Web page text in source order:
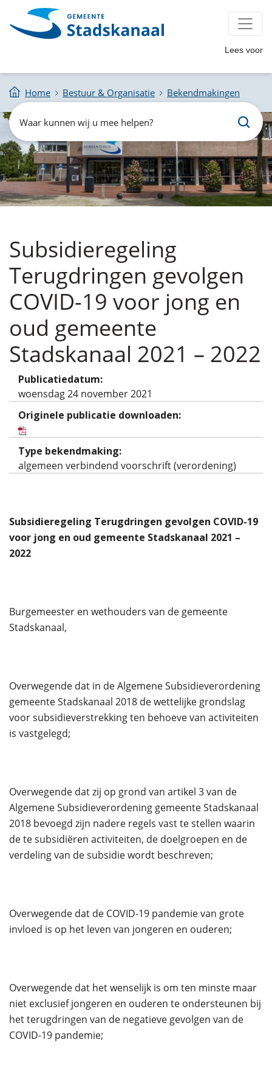
Lees voor
Home Bestuur & Organisatie Bekendmakingen
Zoeken
Waar
kunnen
wij
u
mee
helpen?
Subsidieregeling
Terugdringen gevolgen
COVID-19 voor jong en
oud gemeente
Stadskanaal 2021 – 2022
Publicatiedatum:
woensdag 24 november 2021
Originele publicatie downloaden:
Type bekendmaking:
algemeen verbindend voorschrift (verordening)
Subsidieregeling Terugdringen gevolgen COVID-19
voor jong en oud gemeente Stadskanaal 2021 –
2022
Burgemeester en wethouders van de gemeente
Stadskanaal,
Overwegende dat in de Algemene Subsidieverordening
gemeente Stadskanaal 2018 de wettelijke grondslag
voor subsidieverstrekking ten behoeve van activiteiten
is vastgelegd;
Overwegende dat zij op grond van artikel 3 van de
Algemene Subsidieverordening gemeente Stadskanaal
2018 bevoegd zijn nadere regels vast te stellen waarin
de te subsidiëren activiteiten, de doelgroepen en de
verdeling van de subsidie wordt beschreven;
Overwegende dat de COVID-19 pandemie van grote
invloed is op het leven van jongeren en ouderen;
Overwegende dat het wenselijk is om ten minste maar
niet exclusief jongeren en ouderen te ondersteunen bij
het terugdringen van de negatieve gevolgen van de
COVID-19 pandemie;